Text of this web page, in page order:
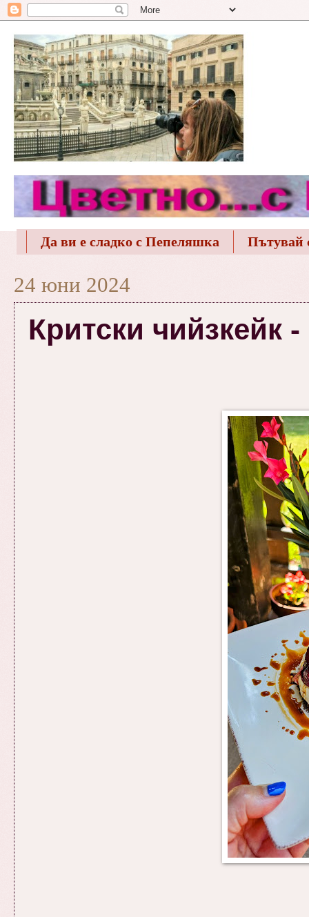
Да ви е сладко с Пепеляшка Пътувай
24 юни 2024
Критски чийзкейк